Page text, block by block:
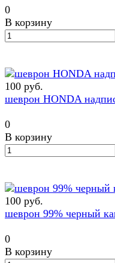
0
В корзину
100 руб.
шеврон HONDA
0
В корзину
100 руб.
шеврон 99% черный
0
В корзину